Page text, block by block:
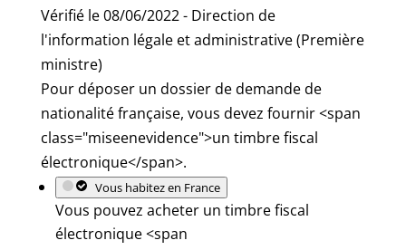
Vérifié le 08/06/2022 - Direction de
l'information légale et administrative (Première
ministre)
Pour déposer un dossier de demande de
nationalité française, vous devez fournir <span
class="miseenevidence">un timbre fiscal
électronique</span>.
Vous habitez en France
Vous pouvez acheter un timbre fiscal
électronique <span